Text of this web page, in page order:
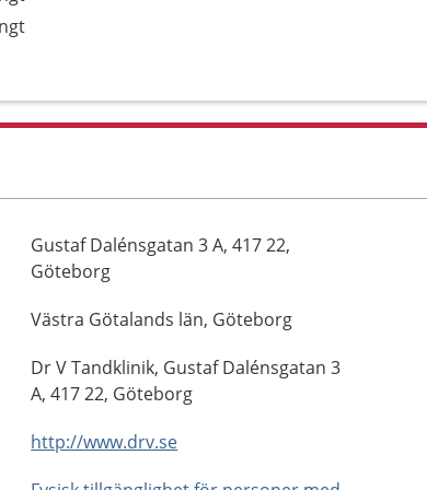
Gustaf Dalénsgatan 3 A, 417 22,
Göteborg
Västra Götalands län, Göteborg
Dr V Tandklinik, Gustaf Dalénsgatan 3
A, 417 22, Göteborg
http://www.drv.se